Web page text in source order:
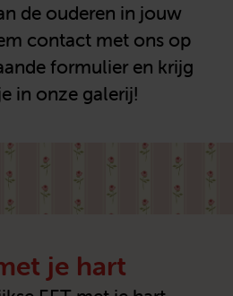
de ouderen in jouw
contact met ons op
formulier en krijg
in onze galerij!
je hart